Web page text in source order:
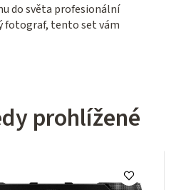
do světa profesionální
fotograf, tento set vám
prohlížené